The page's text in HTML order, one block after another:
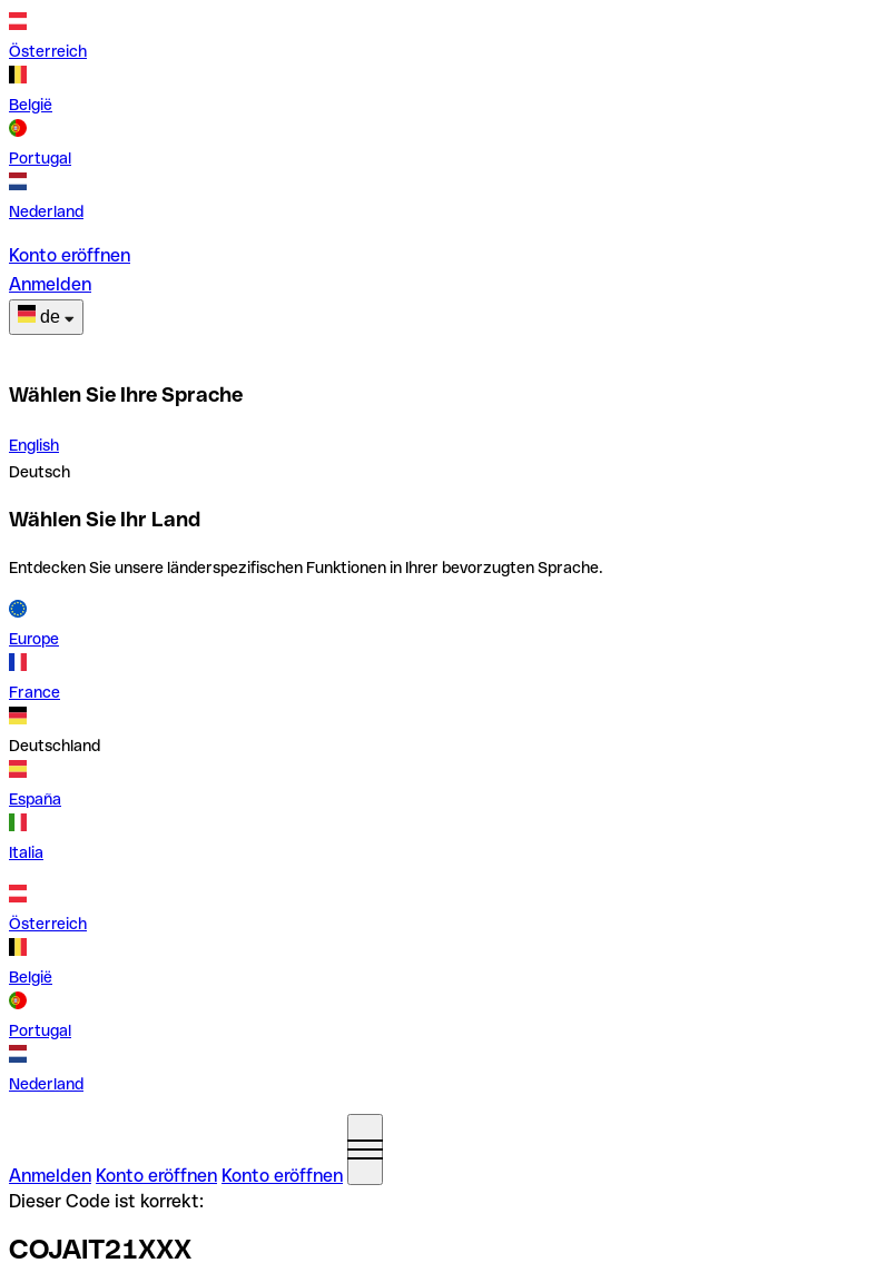
Österreich
België
Portugal
Nederland
Konto eröffnen
Anmelden
de
Wählen Sie Ihre Sprache
English
Deutsch
Wählen Sie Ihr Land
Entdecken Sie unsere länderspezifischen Funktionen in Ihrer bevorzugten Sprache.
Europe
France
Deutschland
España
Italia
Österreich
België
Portugal
Nederland
Anmelden Konto eröffnen Konto eröffnen
Dieser Code ist korrekt:
COJAIT21XXX